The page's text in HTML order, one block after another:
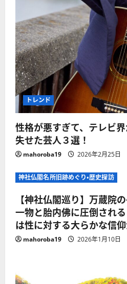
トレンド
性格が悪すぎて、テレビ
失せた芸人３選！
mahoroba19 2026年2月25日
神社仏閣名所旧跡めぐり・歴史探訪
【神社仏閣巡り】万蔵院
一物と胎内佛に圧倒され
は性に対する大らかな信仰
mahoroba19 2026年1月10日